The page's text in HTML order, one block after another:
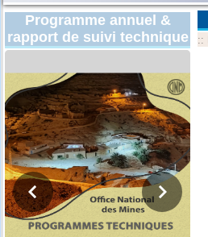
Programme annuel &
rapport de suivi technique
::